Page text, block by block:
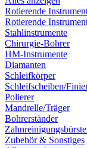
Rotierende
Rotierende
Stahlinstrumente
Chirurgie-Bohrer
HM-Instrumente
Diamanten
Schleifkörper
Schleifscheiben/
Polierer
Mandrelle/Träger
Bohrerständer
Zubehör & Sonstiges